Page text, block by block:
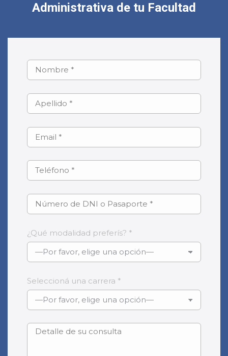
Administrativa de tu Facultad
¿Qué modalidad preferís? *
Seleccioná una carrera *